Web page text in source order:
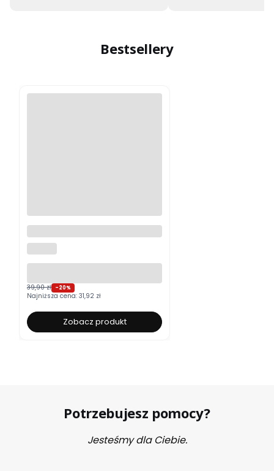
Bestsellery
39,90 zł -20%
Najniższa cena: 31,92 zł
Zobacz produkt
Potrzebujesz pomocy?
Jesteśmy dla Ciebie.